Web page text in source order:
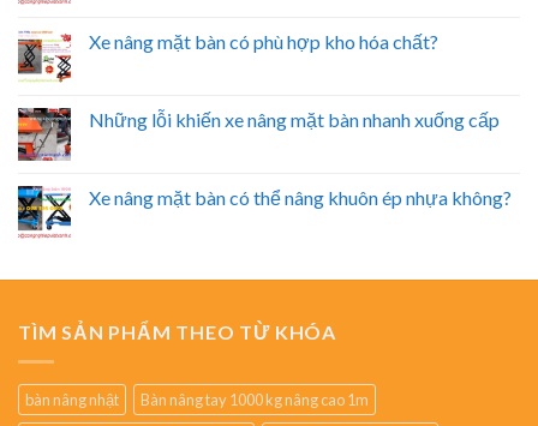
Xe nâng mặt bàn có phù hợp kho hóa chất?
Những lỗi khiến xe nâng mặt bàn nhanh xuống cấp
Xe nâng mặt bàn có thể nâng khuôn ép nhựa không?
TÌM SẢN PHẨM THEO TỪ KHÓA
bàn nâng nhật
Bàn nâng tay 1000 kg nâng cao 1m